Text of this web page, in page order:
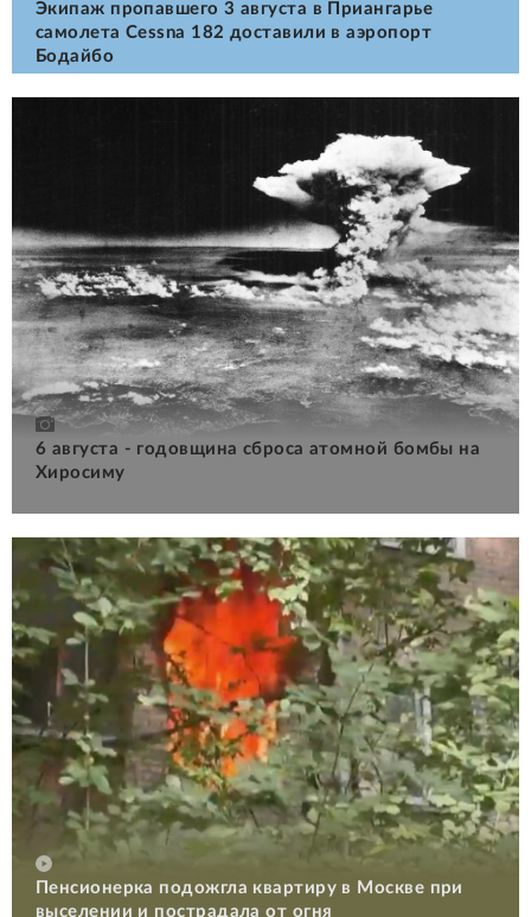
Экипаж пропавшего 3 августа в Приангарье
самолета Cessna 182 доставили в аэропорт
Бодайбо
6 августа - годовщина сброса атомной бомбы на
Хиросиму
Пенсионерка подожгла квартиру в Москве при
выселении и пострадала от огня